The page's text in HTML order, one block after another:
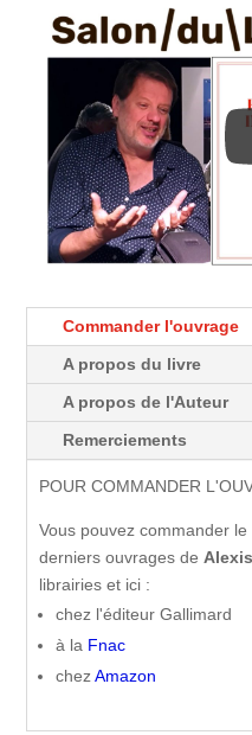
Commander l'ouvrage
A propos du livre
A propos de l'Auteur
Remerciements
POUR COMMANDER
Vous pouvez commander le
derniers ouvrages de
librairies et ici :
chez l'éditeur Gallimard
à la Fnac
chezAmazon